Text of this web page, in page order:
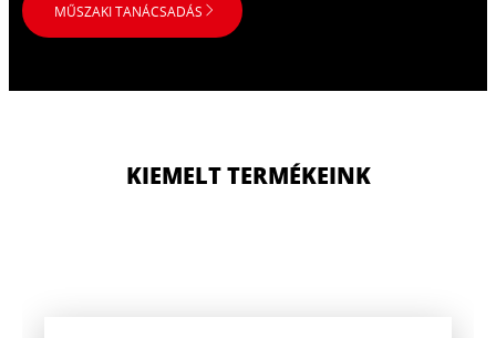
MŰSZAKI TANÁCSADÁS
KIEMELT TERMÉKEINK